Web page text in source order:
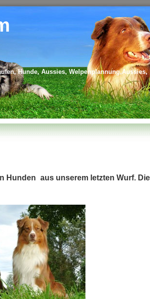
Hunde, Aussies, Welpenplannung,Aussies,
Hunden aus unserem letzten Wurf.